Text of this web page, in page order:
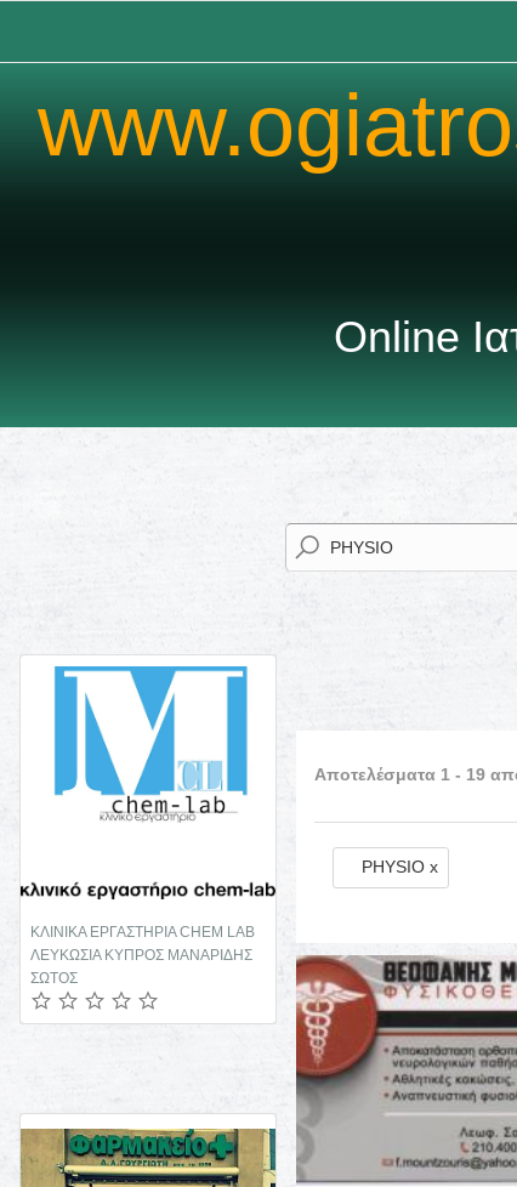
Online
ΚΛΙΝΙΚΑ ΕΡΓΑΣΤΗΡΙΑ CHEM LAB
ΛΕΥΚΩΣΙΑ ΚΥΠΡΟΣ ΜΑΝΑΡΙΔΗΣ
ΣΩΤΟΣ
ΣΤΗΛΗΣ ΓΚΥΖΗ ΑΤΤΙΚΗ
ΜΑΝΩΛΙΔΗΣ ΑΛΕΞΑΝΔΡΟΣ
Αποτελέσματα 1 - 19
PHYSIO x